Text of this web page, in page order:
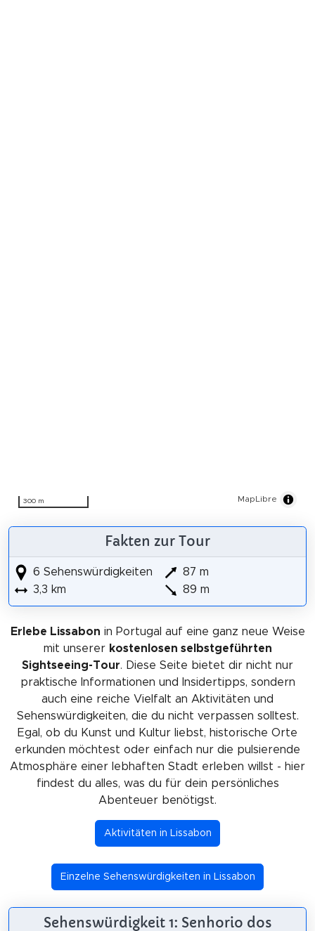
300 m MapLibre
Fakten zur Tour
6 Sehenswürdigkeiten
3,3 km
87 m
89 m
Erlebe Lissabon in Portugal auf eine ganz neue Weise
mit unserer kostenlosen selbstgeführten
Sightseeing-Tour. Diese Seite bietet dir nicht nur
praktische Informationen und Insidertipps, sondern
auch eine reiche Vielfalt an Aktivitäten und
Sehenswürdigkeiten, die du nicht verpassen solltest.
Egal, ob du Kunst und Kultur liebst, historische Orte
erkunden möchtest oder einfach nur die pulsierende
Atmosphäre einer lebhaften Stadt erleben willst - hier
findest du alles, was du für dein persönliches
Abenteuer benötigst.
Aktivitäten in Lissabon
Einzelne Sehenswürdigkeiten in Lissabon
Sehenswürdigkeit 1: Senhorio dos